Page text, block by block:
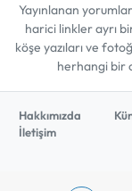
Yayınlanan
harici linkler ayrı
köşe yazıları ve
herhangi bir
Hakkımızda
İletişim